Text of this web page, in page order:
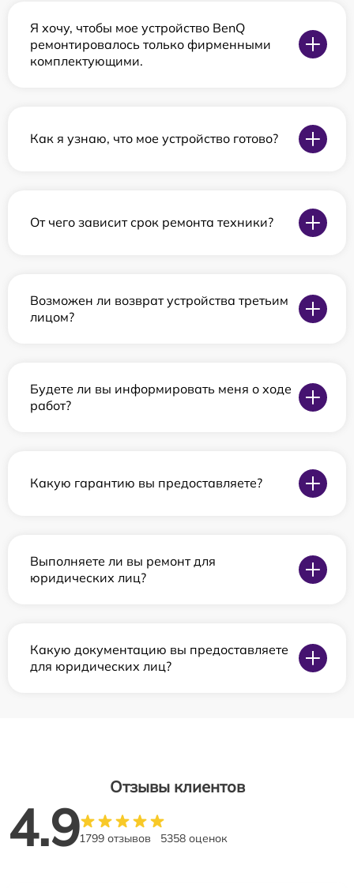
Я хочу, чтобы мое устройство BenQ
ремонтировалось только фирменными
комплектующими.
Как я узнаю, что мое устройство готово?
От чего зависит срок ремонта техники?
Возможен ли возврат устройства третьим
лицом?
Будете ли вы информировать меня о ходе
работ?
Какую гарантию вы предоставляете?
Выполняете ли вы ремонт для
юридических лиц?
Какую документацию вы предоставляете
для юридических лиц?
Отзывы клиентов
4.91799 отзывов 5358 оценок